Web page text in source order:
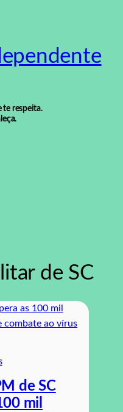
te respeita.
de SC
de SC
mil